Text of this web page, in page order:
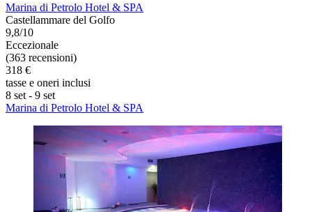
Marina di Petrolo Hotel & SPA
Castellammare del Golfo
9,8/10
Eccezionale
(363 recensioni)
318 €
tasse e oneri inclusi
8 set - 9 set
Marina di Petrolo Hotel & SPA